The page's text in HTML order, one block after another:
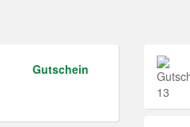
Gutschein